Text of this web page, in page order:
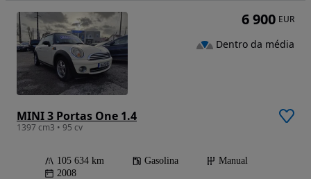
MINI 3 Portas One 1.4
1397 cm3 • 95 cv
105 634 km Gasolina
Manual
2008
6 900 EUR
Dentro da média